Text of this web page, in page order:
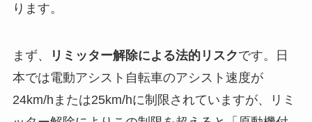
ります。
まず、 リミッター解除による法的リスクです。日
本では電動アシスト自転車のアシスト速度が
24km/hまたは25km/hに制限されていますが、リミ